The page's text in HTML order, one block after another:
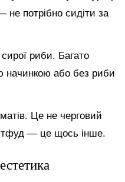
не потрібно сидіти за
риби. Багато
начинкою або без риби
Це не черговий
— це щось інше.